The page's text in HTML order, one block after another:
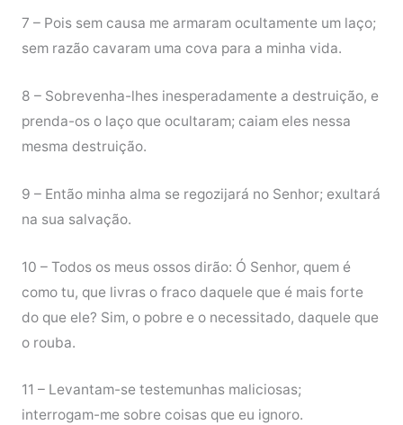
7 – Pois sem causa me armaram ocultamente um laço;
sem razão cavaram uma cova para a minha vida.
8 – Sobrevenha-lhes inesperadamente a destruição, e
prenda-os o laço que ocultaram; caiam eles nessa
mesma destruição.
9 – Então minha alma se regozijará no Senhor; exultará
na sua salvação.
10 – Todos os meus ossos dirão: Ó Senhor, quem é
como tu, que livras o fraco daquele que é mais forte
do que ele? Sim, o pobre e o necessitado, daquele que
o rouba.
11 – Levantam-se testemunhas maliciosas;
interrogam-me sobre coisas que eu ignoro.